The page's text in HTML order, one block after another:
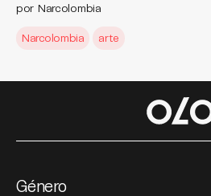
por Narcolombia
Narcolombia arte
Género